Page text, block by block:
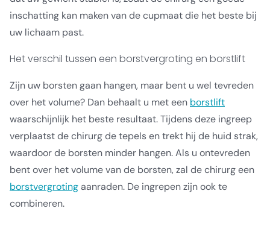
inschatting kan maken van de cupmaat die het beste bij
uw lichaam past.
Het verschil tussen een borstvergroting en borstlift
Zijn uw borsten gaan hangen, maar bent u wel tevreden
over het volume? Dan behaalt u met een borstlift
waarschijnlijk het beste resultaat. Tijdens deze ingreep
verplaatst de chirurg de tepels en trekt hij de huid strak,
waardoor de borsten minder hangen. Als u ontevreden
bent over het volume van de borsten, zal de chirurg een
borstvergrotingaanraden. De ingrepen zijn ook te
combineren.